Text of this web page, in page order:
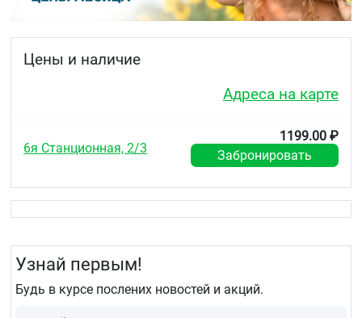
рекомендуем снять с рук украшения,
желательно использовать резиновые перчатки
держите верхнюю часть изделия двумя
выверните наизнанку
наденьте изделие на стопу, растягивая,
слегка растягивая подушечками пальцев,
равномерно натяните изделие до
растянуто по направлению вверх, спустите его
до щиколотки и выровняйте до необходимого
уровня, не растягивая
надеть резиновые перчатки
возьмитесь за верхний край изделия обеими
руками и растягивающими движениями
стяните его в направлении стопы
Цены и наличие
Адреса на карте
6я Станционная, 2/3
1199.00 ₽
Забронировать
Узнай первым!
Будь в курсе послених новостей и акций.